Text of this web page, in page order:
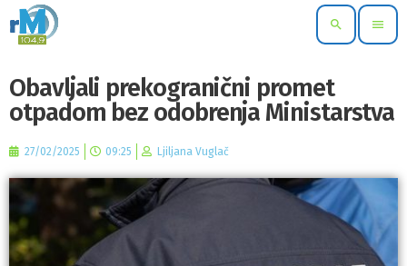
search menu
Obavljali prekogranični promet
otpadom bez odobrenja Ministarstva
27/02/2025 09:25 Ljiljana Vuglač